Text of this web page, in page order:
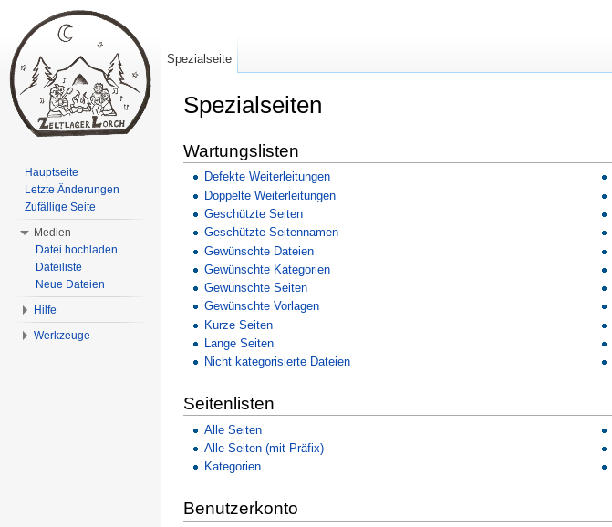
Spezialseiten
Wartungslisten
Defekte Weiterleitungen
Doppelte Weiterleitungen
Geschützte Seiten
Geschützte Seitennamen
Gewünschte Dateien
Gewünschte Kategorien
Gewünschte Seiten
Gewünschte Vorlagen
Kurze Seiten
Lange Seiten
Nicht kategorisierte Dateien
Seitenlisten
Alle Seiten
Alle Seiten (mit Präfix)
Kategorien
Benutzerkonto
Spezialseite
Hauptseite
Letzte Änderungen
Zufällige Seite
Medien
Datei hochladen
Dateiliste
Neue Dateien
Hilfe
Werkzeuge